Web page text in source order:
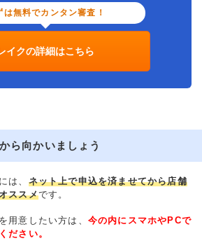
は無料でカンタン審査！
イクの詳細はこちら
ら向かいましょう
は、 ネット上で申込を済ませてから店舗
ススメです。
用意したい方は、 今の内にスマホやPCで
ださい。